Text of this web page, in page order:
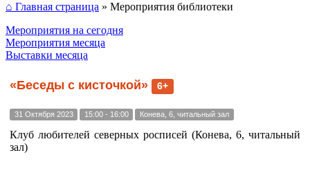
⌂ Главная страница » Мероприятия библиотеки
Мероприятия на сегодня
Мероприятия месяца
Выставки месяца
«Беседы с кисточкой» 6+
31 Октября 2023 15:00 - 16:00 Конева, 6, читальный зал
Клуб любителей северных росписей (Конева, 6, читальный
зал)